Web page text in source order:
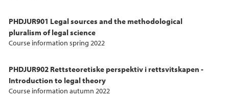
PHDJUR901 Legal sources and the methodological
pluralism of legal science
Course information spring 2022
PHDJUR902 Rettsteoretiske perspektiv i rettsvitskapen -
Introduction to legal theory
Course information autumn 2022